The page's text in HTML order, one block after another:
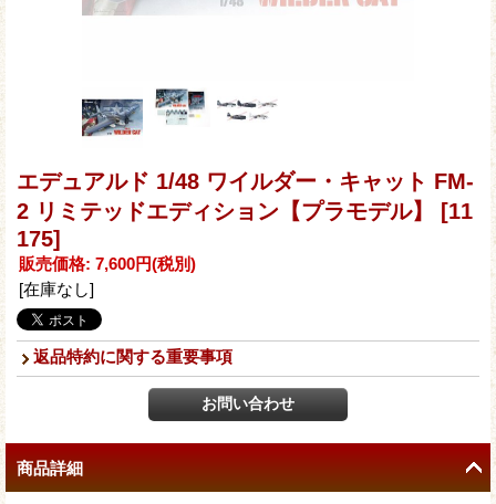
エデュアルド 1/48 ワイルダー・キャット FM-
2 リミテッドエディション【プラモデル】 [11
175]
販売価格: 7,600円(税別)
[在庫なし]
返品特約に関する重要事項
商品詳細